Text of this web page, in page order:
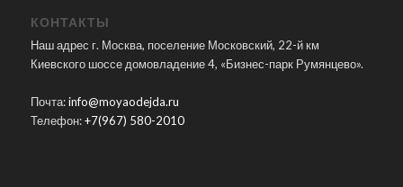
КОНТАКТЫ
Наш адрес г. Москва, поселение Московский, 22-й км
Киевского шоссе домовладение 4, «Бизнес-парк Румянцево».
Почта:info@moyaodejda.ru
Телефон:+7(967) 580-2010